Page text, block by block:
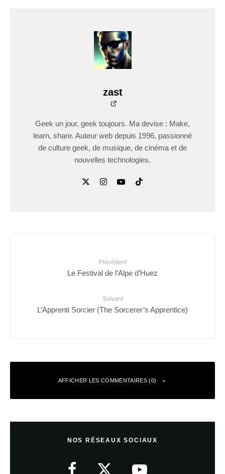
zast
Geek un jour, geek toujours. Ma devise : Make,
learn, share. Auteur web depuis 1996, passionné
de culture geek, de musique, de cinéma et de
nouvelles technologies.
Précédent
Le Festival de l’Alpe d’Huez
Suivant
L’Apprenti Sorcier (The Sorcerer’s Apprentice)
AFFICHER LES COMMENTAIRES (0)
NOS RÉSEAUX SOCIAUX